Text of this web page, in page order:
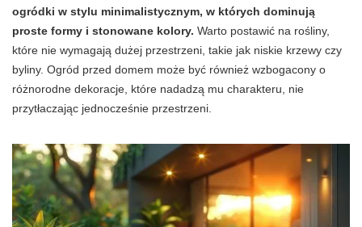
ogródki w stylu minimalistycznym, w których dominują
proste formy i stonowane kolory. Warto postawić na rośliny,
które nie wymagają dużej przestrzeni, takie jak niskie krzewy czy
byliny. Ogród przed domem może być również wzbogacony o
różnorodne dekoracje, które nadadzą mu charakteru, nie
przytłaczając jednocześnie przestrzeni.